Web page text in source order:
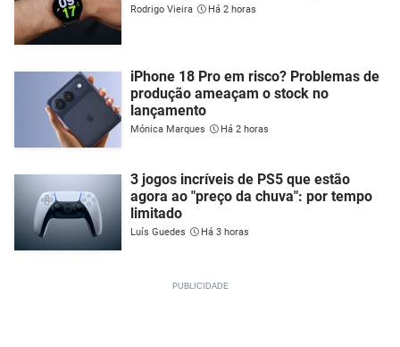
Rodrigo Vieira Há 2 horas
iPhone 18 Pro em risco? Problemas de
produção ameaçam o stock no
lançamento
Mónica Marques Há 2 horas
3 jogos incríveis de PS5 que estão
agora ao "preço da chuva": por tempo
limitado
Luís Guedes Há 3 horas